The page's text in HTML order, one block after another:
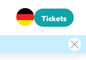
Tickets